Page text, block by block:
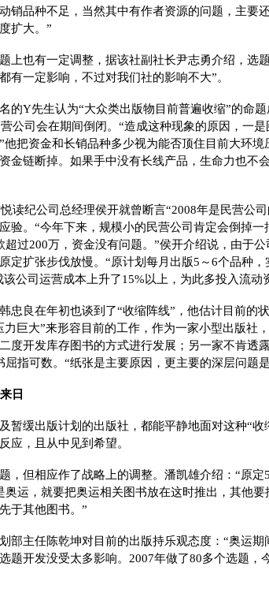
销品种不足，当然其中有作者资源的问题，主要
扩大。”
上也有一定调整，据该社副社长尹志勇介绍，选
有一定影响，不过对我们社的影响不大”。
的Y先生认为“大众类出版物目前普遍收缩”的命
公司会在期间倒闭。“造成这种现象的原因，一
他把资金和长销品种多少视为能否顶住目前大环
金链断掉。如果手中没有长线产品，生命力也不
读纪公司总经理侯开就曾断言“2008年是民营公
验。“今年下来，规模小的民营公司肯定会倒掉
过200万，资金没有问题。”侯开介绍说，由于
定扩张步伐放慢。“原计划每月出版5～6个品种
公司运营成本上升了15%以上，为此多投入流动
忠良在年初也谈到了“收缩阵线”，他估计目前的
巨大”来形容目前的工作，作为一家小型出版社
度开发库存图书的方式进行发展；另一家不肯透
指可数。“纸张是主要原因，更主要的深层问题
日
暂缓出版计划的出版社，都能平静地面对这种“收
应，且从中见到希望。
，但相应作了战略上的调整。潘凯雄介绍：“原定
奥运，就要把奥运相关图书放在这时推出，其他
于其他图书。”
部主任陈乾坤对目前的出版持乐观态度：“奥运
题开发没受太多影响。2007年做了80多个选题，